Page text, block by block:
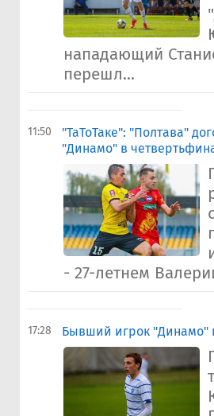
нападающий
перешл...
11:50
"ТаТоТаке": "Полтава"
"Динамо" в
- 27-летнем
17:28 Бывший игрок "Динамо"